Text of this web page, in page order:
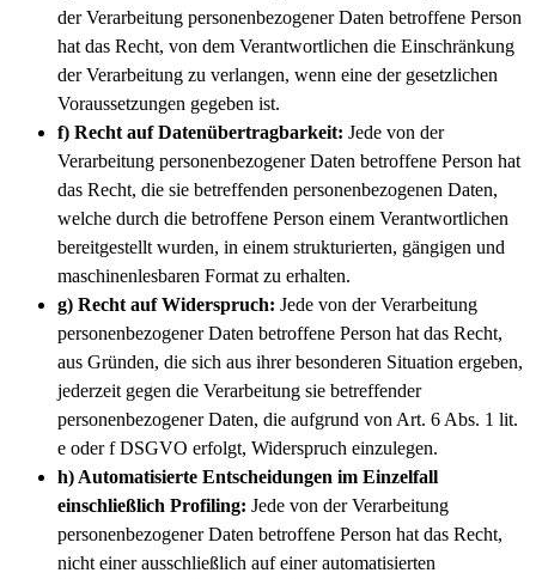
der Verarbeitung personenbezogener Daten betroffene Person
hat das Recht, von dem Verantwortlichen die Einschränkung
der Verarbeitung zu verlangen, wenn eine der gesetzlichen
Voraussetzungen gegeben ist.
f) Recht auf Datenübertragbarkeit: Jede von der
Verarbeitung personenbezogener Daten betroffene Person hat
das Recht, die sie betreffenden personenbezogenen Daten,
welche durch die betroffene Person einem Verantwortlichen
bereitgestellt wurden, in einem strukturierten, gängigen und
maschinenlesbaren Format zu erhalten.
g) Recht auf Widerspruch: Jede von der Verarbeitung
personenbezogener Daten betroffene Person hat das Recht,
aus Gründen, die sich aus ihrer besonderen Situation ergeben,
jederzeit gegen die Verarbeitung sie betreffender
personenbezogener Daten, die aufgrund von Art. 6 Abs. 1 lit.
e oder f DSGVO erfolgt, Widerspruch einzulegen.
h) Automatisierte Entscheidungen im Einzelfall
einschließlich Profiling: Jede von der Verarbeitung
personenbezogener Daten betroffene Person hat das Recht,
nicht einer ausschließlich auf einer automatisierten